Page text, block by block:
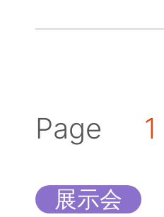
Page 1
展示会